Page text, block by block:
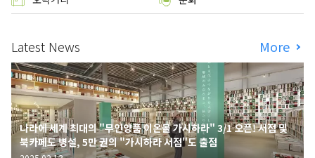
Latest News More
나라에 세계 최대의 "무인양품 이온몰 가시하라" 3/1 오픈! 서점 및
북카페도 병설, 5만 권의 "가시하라 서점"도 출점